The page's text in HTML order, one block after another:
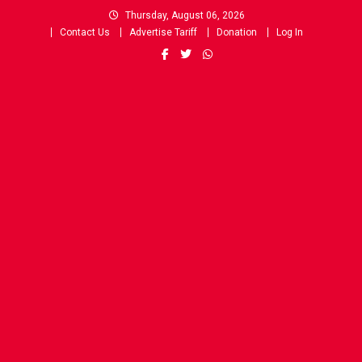
Thursday, August 06, 2026
Contact Us
Advertise Tariff Donation Log In